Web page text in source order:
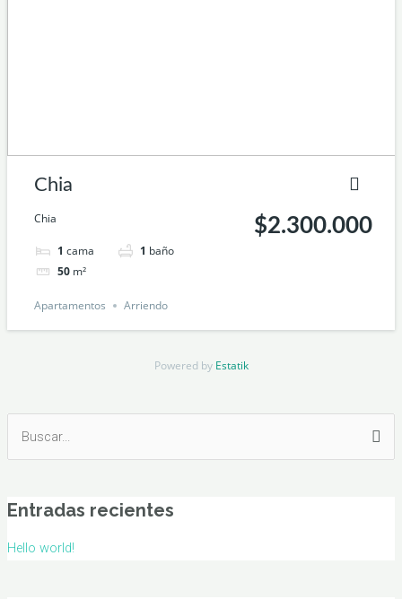
Chia
Chia
1 cama 1 baño
50 m²
$2.300.000
Apartamentos Arriendo
Powered by Estatik
Buscar
por:
Entradas recientes
Hello world!